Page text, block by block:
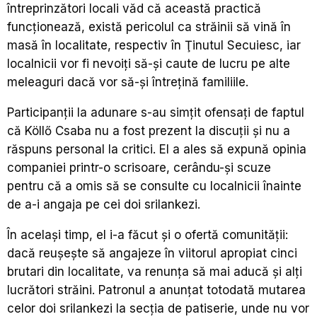
întreprinzători locali văd că această practică
funcţionează, există pericolul ca străinii să vină în
masă în localitate, respectiv în Ţinutul Secuiesc, iar
localnicii vor fi nevoiţi să-şi caute de lucru pe alte
meleaguri dacă vor să-şi întreţină familiile.
Participanţii la adunare s-au simţit ofensaţi de faptul
că Köllő Csaba nu a fost prezent la discuţii şi nu a
răspuns personal la critici. El a ales să expună opinia
companiei printr-o scrisoare, cerându-şi scuze
pentru că a omis să se consulte cu localnicii înainte
de a-i angaja pe cei doi srilankezi.
În acelaşi timp, el i-a făcut şi o ofertă comunităţii:
dacă reuşeşte să angajeze în viitorul apropiat cinci
brutari din localitate, va renunţa să mai aducă şi alţi
lucrători străini. Patronul a anunțat totodată mutarea
celor doi srilankezi la secţia de patiserie, unde nu vor